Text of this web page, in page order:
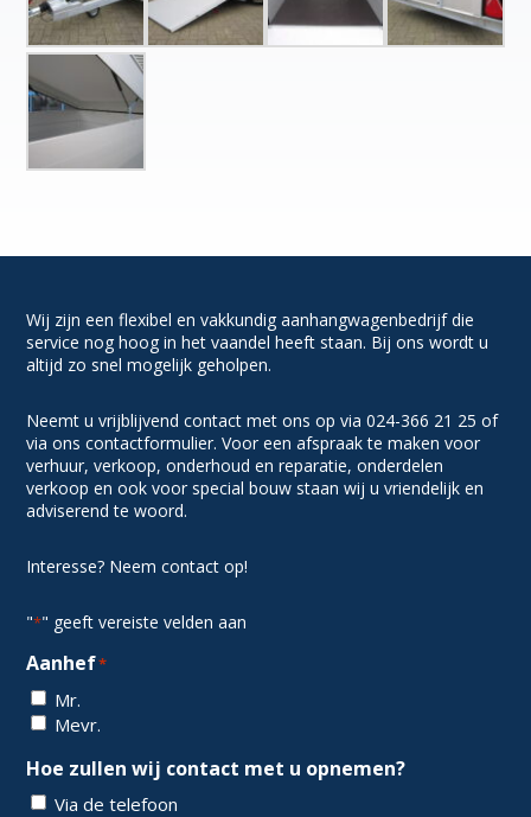
Wij zijn een flexibel en vakkundig aanhangwagenbedrijf die
service nog hoog in het vaandel heeft staan. Bij ons wordt u
altijd zo snel mogelijk geholpen.
Neemt u vrijblijvend contact met ons op via 024-366 21 25 of
via ons contactformulier. Voor een afspraak te maken voor
verhuur, verkoop, onderhoud en reparatie, onderdelen
verkoop en ook voor special bouw staan wij u vriendelijk en
adviserend te woord.
Interesse? Neem contact op!
"*" geeft vereiste velden aan
Aanhef*
Mr.
Mevr.
Hoe zullen wij contact met u opnemen?
Via de telefoon